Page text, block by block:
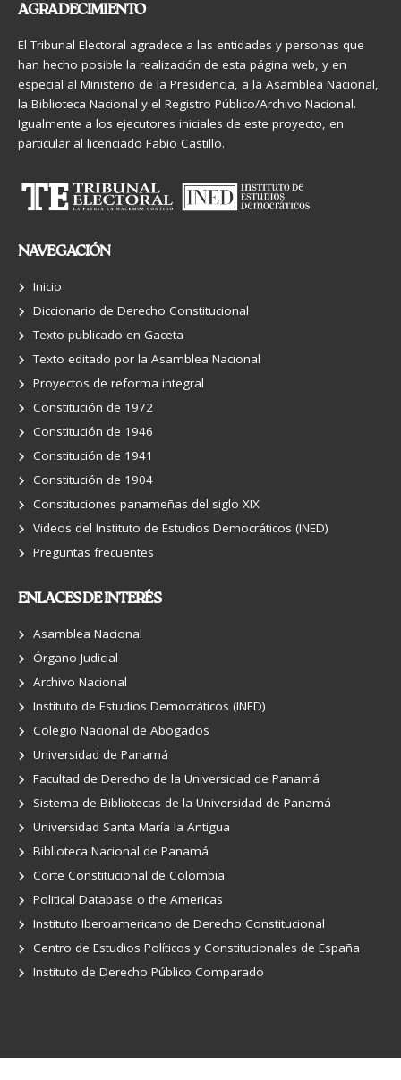
AGRADECIMIENTO
El Tribunal Electoral agradece a las entidades y personas que
han hecho posible la realización de esta página web, y en
especial al Ministerio de la Presidencia, a la Asamblea Nacional,
la Biblioteca Nacional y el Registro Público/Archivo Nacional.
Igualmente a los ejecutores iniciales de este proyecto, en
particular al licenciado Fabio Castillo.
NAVEGACIÓN
Inicio
Diccionario de Derecho Constitucional
Texto publicado en Gaceta
Texto editado por la Asamblea Nacional
Proyectos de reforma integral
Constitución de 1972
Constitución de 1946
Constitución de 1941
Constitución de 1904
Constituciones panameñas del siglo XIX
Videos del Instituto de Estudios Democráticos (INED)
Preguntas frecuentes
ENLACES DE INTERÉS
Asamblea Nacional
Órgano Judicial
Archivo Nacional
Instituto de Estudios Democráticos (INED)
Colegio Nacional de Abogados
Universidad de Panamá
Facultad de Derecho de la Universidad de Panamá
Sistema de Bibliotecas de la Universidad de Panamá
Universidad Santa María la Antigua
Biblioteca Nacional de Panamá
Corte Constitucional de Colombia
Political Database o the Americas
Instituto Iberoamericano de Derecho Constitucional
Centro de Estudios Políticos y Constitucionales de España
Instituto de Derecho Público Comparado